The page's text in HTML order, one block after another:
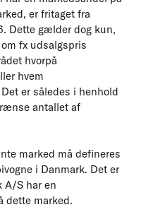
er fritaget fra
Dette gælder dog kun,
fx udsalgspris
hvorpå
hvem
er således i henhold
antallet af
marked må defineres
i Danmark. Det er
A/S har en
dette marked.